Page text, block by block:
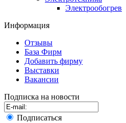
Электрообогрев
Информация
Отзывы
База Фирм
Добавить фирму
Выставки
Вакансии
Подписка на новости
Подписаться